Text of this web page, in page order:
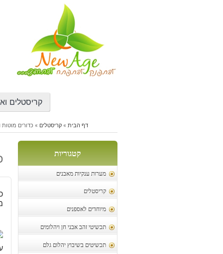
קריסטלים
דף הבית »קריסטלים »כדורים מוטות
קטגוריות
מערות ענקיות מאבנים
קריסטלים
מיוחדים לאספנים
תכשיטי זהב אבני חן ויהלומים
תכשיטים בשיבוץ יהלום גלם